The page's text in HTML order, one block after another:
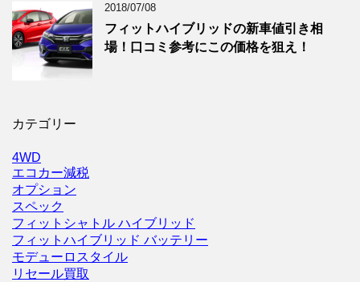
2018/07/08
フィットハイブリッドの新車値引き相
場！口コミ参考にこの価格を狙え！
カテゴリー
4WD
エコカー減税
オプション
スペック
フィットシャトル ハイブリッド
フィットハイブリッド バッテリー
モデューロスタイル
リセール買取